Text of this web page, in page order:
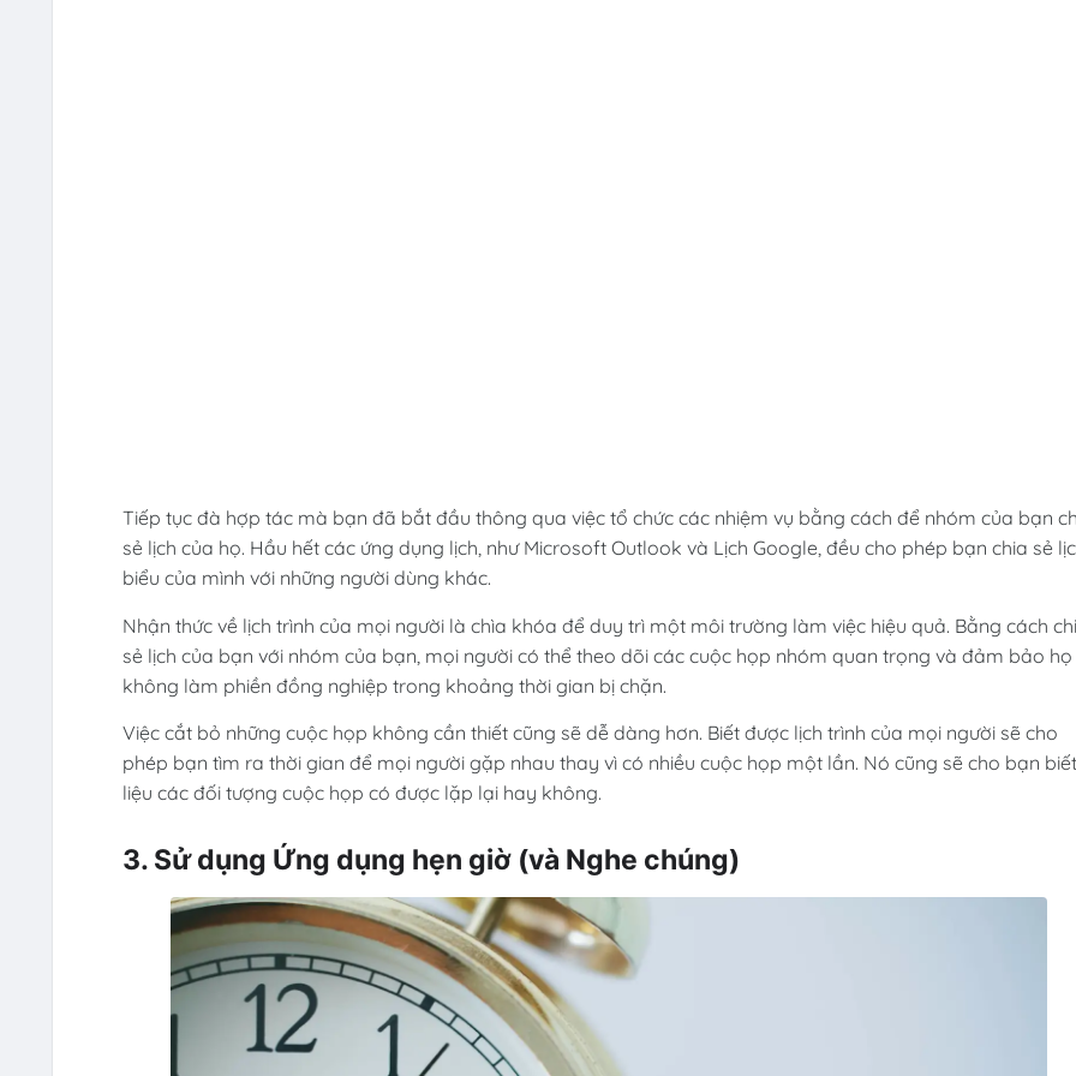
Tiếp tục đà hợp tác mà bạn đã bắt đầu thông qua việc tổ chức các nhiệm vụ bằng cách để nhóm của bạn
sẻ lịch của họ. Hầu hết các ứng dụng lịch, như Microsoft Outlook và Lịch Google, đều cho phép bạn chia sẻ
biểu của mình với những người dùng khác.
Nhận thức về lịch trình của mọi người là chìa khóa để duy trì một môi trường làm việc hiệu quả. Bằng cách
sẻ lịch của bạn với nhóm của bạn, mọi người có thể theo dõi các cuộc họp nhóm quan trọng và đảm bảo họ
không làm phiền đồng nghiệp trong khoảng thời gian bị chặn.
Việc cắt bỏ những cuộc họp không cần thiết cũng sẽ dễ dàng hơn. Biết được lịch trình của mọi người sẽ cho
phép bạn tìm ra thời gian để mọi người gặp nhau thay vì có nhiều cuộc họp một lần. Nó cũng sẽ cho bạn biết
liệu các đối tượng cuộc họp có được lặp lại hay không.
3. Sử dụng Ứng dụng hẹn giờ (và Nghe chúng)